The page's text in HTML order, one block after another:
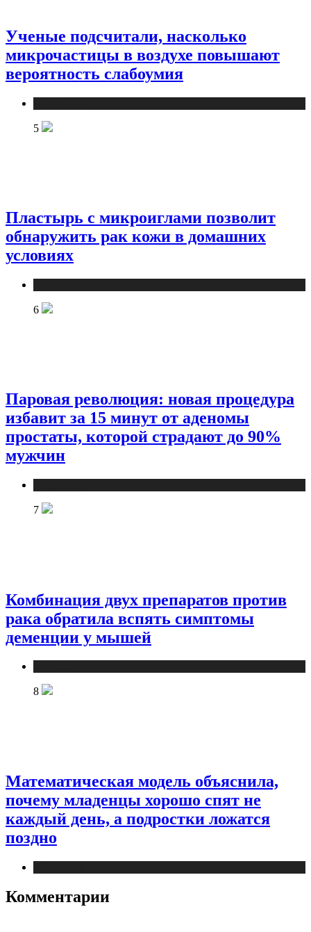
Ученые подсчитали, насколько
микрочастицы в воздухе повышают
вероятность слабоумия
5
Пластырь с микроиглами позволит
обнаружить рак кожи в домашних
условиях
6
Паровая революция: новая процедура
избавит за 15 минут от аденомы
простаты, которой страдают до 90%
мужчин
7
Комбинация двух препаратов против
рака обратила вспять симптомы
деменции у мышей
8
Математическая модель объяснила,
почему младенцы хорошо спят не
каждый день, а подростки ложатся
поздно
Комментарии